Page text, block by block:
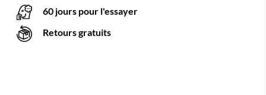
60 jours pour l'essayer
Retours gratuits